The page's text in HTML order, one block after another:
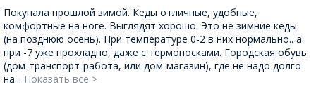
Покупала прошлой зимой. Кеды отличные, удобные,
комфортные на ноге. Выглядят хорошо. Это не зимние кеды
(на позднюю осень). При температуре 0-2 в них нормально.. а
при -7 уже прохладно, даже с термоносками. Городская обувь
(дом-транспорт-работа, или дом-магазин), где не надо долго
на... Показать все >